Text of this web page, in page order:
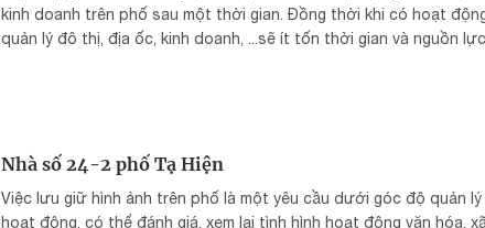
kinh doanh trên phố sau một thời gian. Đồng thời khi có hoạt
quản lý đô thị, địa ốc, kinh doanh, ...sẽ ít tốn thời gian và nguồn
Nhà số 24-2 phố Tạ Hiện
Việc lưu giữ hình ảnh trên phố là một yêu cầu dưới góc độ quản lý
hoạt động, có thể đánh giá, xem lại tình hình hoạt động văn hóa,